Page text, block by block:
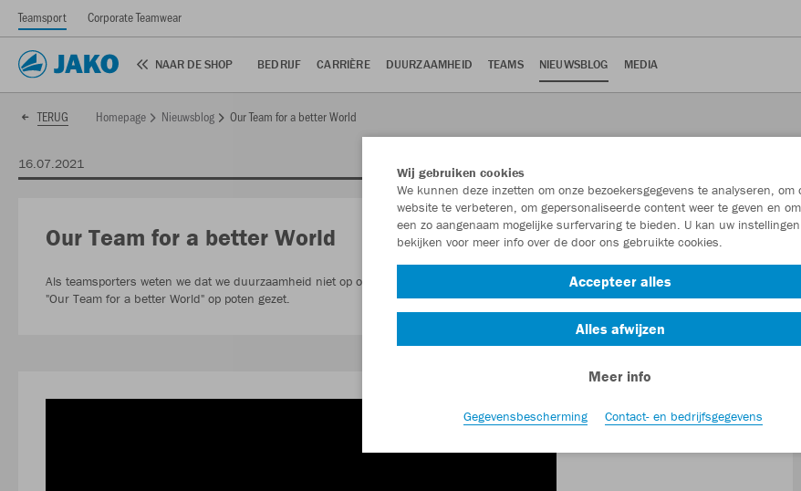
Teamsport Corporate Teamwear
NAAR DE SHOP BEDRIJF CARRIÈRE DUURZAAMHEID TEAMS NIEUWSBLOG MEDIA
TERUG Homepage Nieuwsblog Our Team for a better World
16.07.2021
Our Team for a better World
Als teamsporters weten we dat we duurzaamheid niet op ons eentje kunnen verwezenlijken. Net daarom hebben we het platform
"Our Team for a better World" op poten gezet.
Wij gebruiken cookies
We kunnen deze inzetten om onze bezoekersgegevens te analyseren, om
website te verbeteren, om gepersonaliseerde content weer te geven en
een zo aangenaam mogelijke surfervaring te bieden. U kan uw instellingen
bekijken voor meer info over de door ons gebruikte cookies.
Accepteer alles
Alles afwijzen
Meer info
Gegevensbescherming Contact- en bedrijfsgegevens